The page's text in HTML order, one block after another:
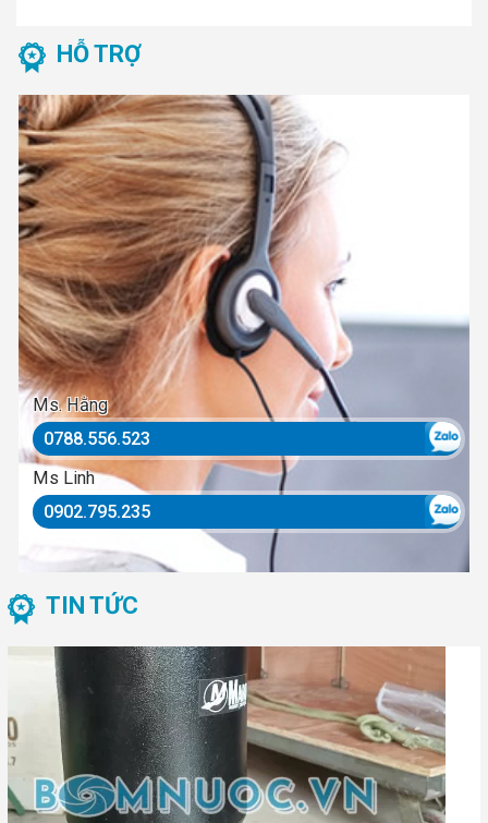
HỖ TRỢ
Ms. Hằng
0788.556.523
Ms Linh
0902.795.235
TIN TỨC